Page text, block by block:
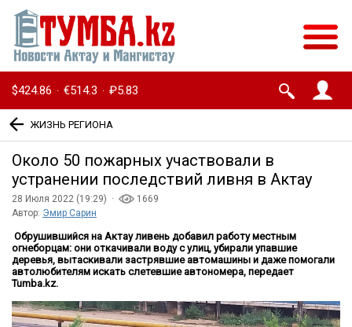
$424.86 · €514.3 · ₽5.83
ЖИЗНЬ РЕГИОНА
Около 50 пожарных участвовали в
устранении последствий ливня в Актау
28 Июля 2022 (19:29) ·
1669
Автор: Эмир Сарин
Обрушившийся на Актау ливень добавил работу местным
огнеборцам: они откачивали воду с улиц, убирали упавшие
деревья, вытаскивали застрявшие автомашины и даже помогали
автолюбителям искать слетевшие автономера, передает
Tumba.kz.